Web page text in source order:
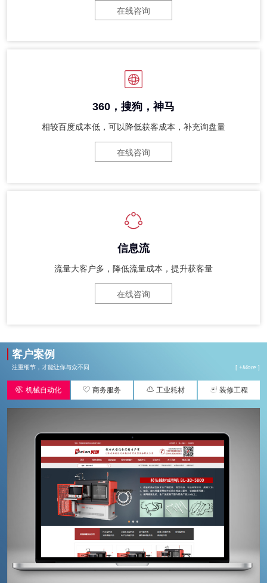
在线咨询
360，搜狗，神马
相较百度成本低，可以降低获客成本，补充询盘量
在线咨询
信息流
流量大客户多，降低流量成本，提升获客量
在线咨询
客户案例
注重细节，才能让你与众不同 [ +More ]
 机械自动化  商务服务  工业耗材  装修工程